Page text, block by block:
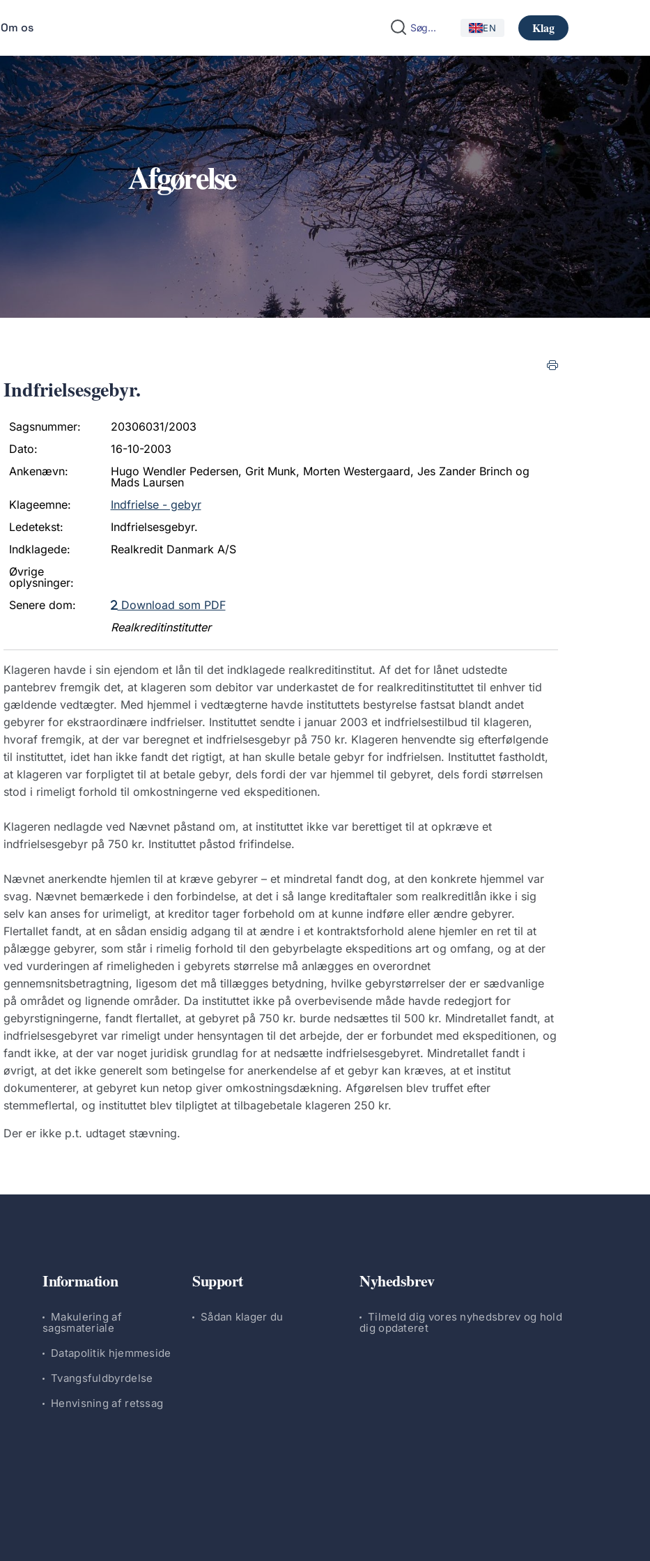
Om os EN Klag
Afgørelse
Indfrielsesgebyr.
Sagsnummer:
20306031/2003
Dato:
16-10-2003
Ankenævn:
Hugo Wendler Pedersen, Grit Munk, Morten Westergaard, Jes Zander Brinch og
Mads Laursen
Klageemne:
Indfrielse - gebyr
Ledetekst:
Indfrielsesgebyr.
Indklagede:
Realkredit Danmark A/S
Øvrige
oplysninger:
Senere dom:
Download som PDF
Realkreditinstitutter
Klageren havde i sin ejendom et lån til det indklagede realkreditinstitut. Af det for lånet udstedte
pantebrev fremgik det, at klageren som debitor var underkastet de for realkreditinstituttet til enhver tid
gældende vedtægter. Med hjemmel i vedtægterne havde instituttets bestyrelse fastsat blandt andet
gebyrer for ekstraordinære indfrielser. Instituttet sendte i januar 2003 et indfrielsestilbud til klageren,
hvoraf fremgik, at der var beregnet et indfrielsesgebyr på 750 kr. Klageren henvendte sig efterfølgende
til instituttet, idet han ikke fandt det rigtigt, at han skulle betale gebyr for indfrielsen. Instituttet fastholdt,
at klageren var forpligtet til at betale gebyr, dels fordi der var hjemmel til gebyret, dels fordi størrelsen
stod i rimeligt forhold til omkostningerne ved ekspeditionen.
Klageren nedlagde ved Nævnet påstand om, at instituttet ikke var berettiget til at opkræve et
indfrielsesgebyr på 750 kr. Instituttet påstod frifindelse.
Nævnet anerkendte hjemlen til at kræve gebyrer – et mindretal fandt dog, at den konkrete hjemmel var
svag. Nævnet bemærkede i den forbindelse, at det i så lange kreditaftaler som realkreditlån ikke i sig
selv kan anses for urimeligt, at kreditor tager forbehold om at kunne indføre eller ændre gebyrer.
Flertallet fandt, at en sådan ensidig adgang til at ændre i et kontraktsforhold alene hjemler en ret til at
pålægge gebyrer, som står i rimelig forhold til den gebyrbelagte ekspeditions art og omfang, og at der
ved vurderingen af rimeligheden i gebyrets størrelse må anlægges en overordnet
gennemsnitsbetragtning, ligesom det må tillægges betydning, hvilke gebyrstørrelser der er sædvanlige
på området og lignende områder. Da instituttet ikke på overbevisende måde havde redegjort for
gebyrstigningerne, fandt flertallet, at gebyret på 750 kr. burde nedsættes til 500 kr. Mindretallet fandt, at
indfrielsesgebyret var rimeligt under hensyntagen til det arbejde, der er forbundet med ekspeditionen, og
fandt ikke, at der var noget juridisk grundlag for at nedsætte indfrielsesgebyret. Mindretallet fandt i
øvrigt, at det ikke generelt som betingelse for anerkendelse af et gebyr kan kræves, at et institut
dokumenterer, at gebyret kun netop giver omkostningsdækning. Afgørelsen blev truffet efter
stemmeflertal, og instituttet blev tilpligtet at tilbagebetale klageren 250 kr.
Der er ikke p.t. udtaget stævning.
Information
Makulering af
sagsmateriale
Datapolitik hjemmeside
Tvangsfuldbyrdelse
Henvisning af retssag
Support
Sådan klager du
Nyhedsbrev
Tilmeld dig vores nyhedsbrev og hold
dig opdateret